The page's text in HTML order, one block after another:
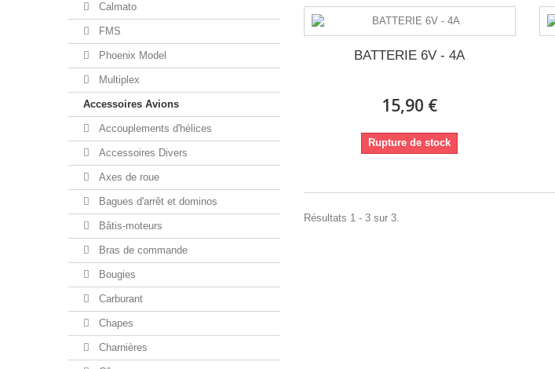
Calmato
FMS
Phoenix Model
Multiplex
Accessoires Avions
Accouplements d'hélices
Accessoires Divers
Axes de roue
Bagues d'arrêt et dominos
Bâtis-moteurs
Bras de commande
Bougies
Carburant
Chapes
Charnières
BATTERIE 6V - 4A
15,90 €
Rupture de stock
Résultats 1 - 3 sur 3.